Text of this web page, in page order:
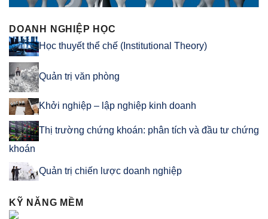
DOANH NGHIỆP HỌC
Học thuyết thể chế (Institutional Theory)
Quản trị văn phòng
Khởi nghiệp – lập nghiệp kinh doanh
Thị trường chứng khoán: phân tích và đầu tư chứng
khoán
Quản trị chiến lược doanh nghiệp
KỸ NĂNG MỀM